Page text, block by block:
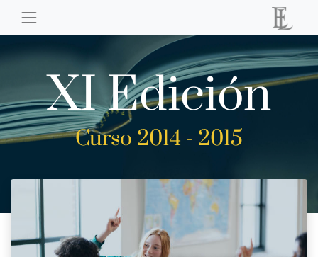
XI Edición
Curso 2014 - 2015